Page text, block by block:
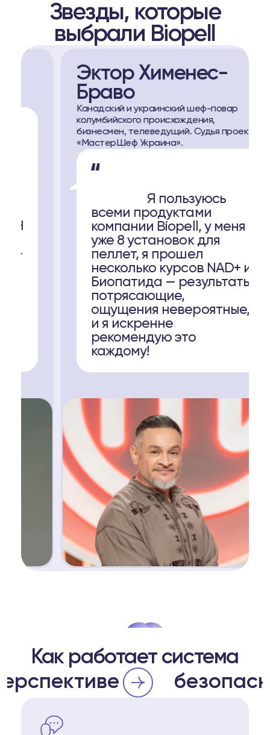
Звезды, которые
выбрали Biopell
Эктор Хименес-
Браво
Канадский и украинский шеф-повар
колумбийского происхождения,
бизнесмен, телеведущий. Судья проекта
«МастерШеф Украина».
Я пользуюсь
всеми продуктами
компании Biopell, у меня
уже 8 установок для
пеллет, я прошел
несколько курсов NAD+ и
Биопатида — результаты
потрясающие,
ощущения невероятные,
и я искренне
рекомендую это
каждому!
Как работает система
перспективе